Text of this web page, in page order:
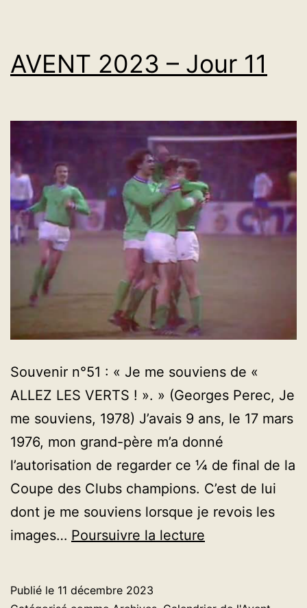
AVENT 2023 – Jour 11
Souvenir n°51 : « Je me souviens de «
ALLEZ LES VERTS ! ». » (Georges Perec, Je
me souviens, 1978) J’avais 9 ans, le 17 mars
1976, mon grand-père m’a donné
l’autorisation de regarder ce ¼ de final de la
Coupe des Clubs champions. C’est de lui
dont je me souviens lorsque je revois les
images… Poursuivre la lecture
Jour
Publié le 11 décembre 2023